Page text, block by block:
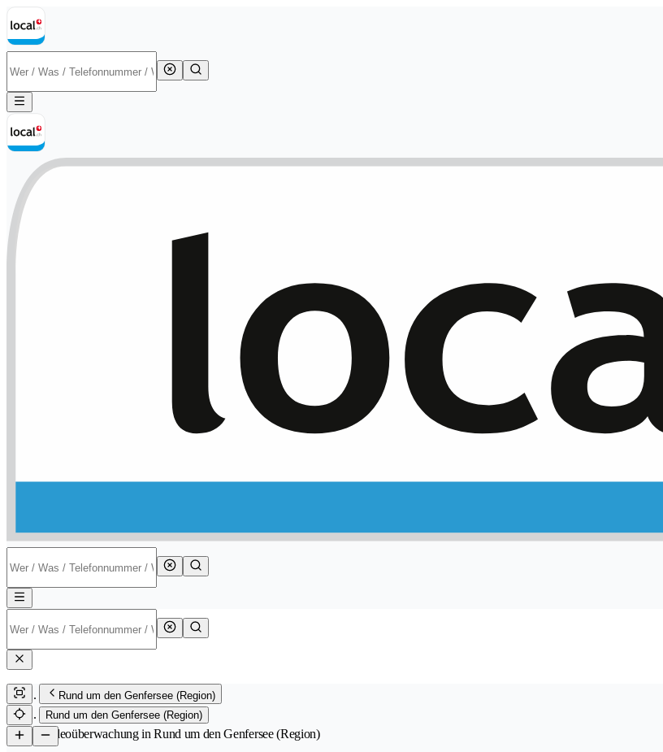
Rund um den Genfersee (Region)
Rund um den Genfersee (Region)
/Videoüberwachung in Rund um den Genfersee (Region)